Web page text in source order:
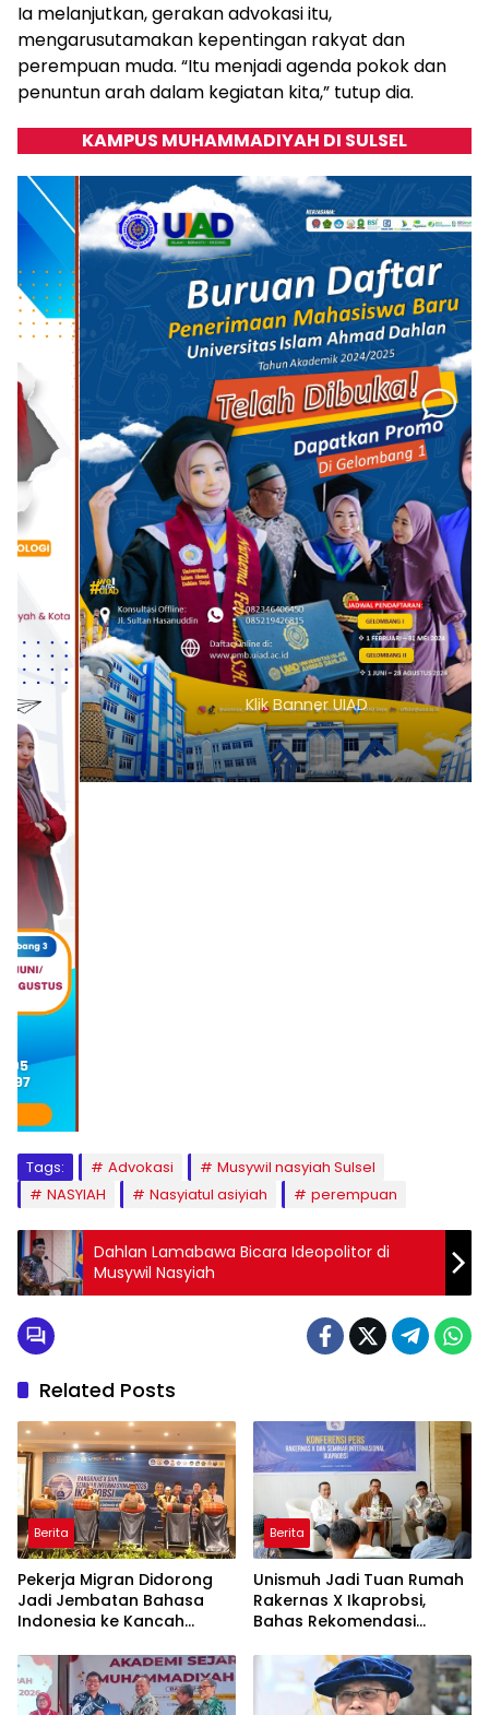
Ia melanjutkan, gerakan advokasi itu,
mengarusutamakan kepentingan rakyat dan
perempuan muda. “Itu menjadi agenda pokok dan
penuntun arah dalam kegiatan kita,” tutup dia.
KAMPUS MUHAMMADIYAH DI SULSEL
Klik Banner UIAD
Tags: Advokasi
Musywil nasyiah Sulsel
NASYIAH
Nasyiatul asiyiah perempuan
Dahlan Lamabawa Bicara Ideopolitor di
Musywil Nasyiah
Related Posts
Berita
Pekerja Migran Didorong
Jadi Jembatan Bahasa
Indonesia ke Kancah
Berita
Unismuh Jadi Tuan Rumah
Rakernas X Ikaprobsi,
Bahas Rekomendasi
Indonesia di Tingkat
Global